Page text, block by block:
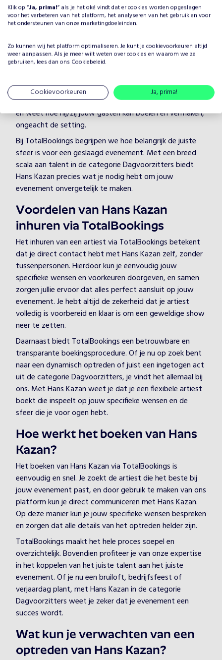
Waarom Hans Kazan boeken
voor jouw evenement?
Het plannen van een evenement brengt veel keuzes met
zich mee, maar één ding is zeker: je wilt dat het
entertainment onvergetelijk is. Door Hans Kazan te
categorie Dagvoorzitters, die je evenement naar een
hoger niveau tilt. Hans Kazan heeft jarenlange ervaring
en weet hoe hij/zij jouw gasten kan boeien en vermaken,
ongeacht de setting.
Bij TotalBookings begrijpen we hoe belangrijk de juiste
sfeer is voor een geslaagd evenement. Met een breed
scala aan talent in de categorie Dagvoorzitters biedt
Hans Kazan precies wat je nodig hebt om jouw
evenement onvergetelijk te maken.
Voordelen van Hans Kazan
inhuren via TotalBookings
Het inhuren van een artiest via TotalBookings betekent
dat je direct contact hebt met Hans Kazan zelf, zonder
tussenpersonen. Hierdoor kun je eenvoudig jouw
specifieke wensen en voorkeuren doorgeven, en samen
zorgen jullie ervoor dat alles perfect aansluit op jouw
evenement. Je hebt altijd de zekerheid dat je artiest
volledig is voorbereid en klaar is om een geweldige show
neer te zetten.
Daarnaast biedt TotalBookings een betrouwbare en
transparante boekingsprocedure. Of je nu op zoek bent
naar een dynamisch optreden of juist een ingetogen act
uit de categorie Dagvoorzitters, je vindt het allemaal bij
ons. Met Hans Kazan weet je dat je een flexibele artiest
boekt die inspeelt op jouw specifieke wensen en de
sfeer die je voor ogen hebt.
Hoe werkt het boeken van Hans
Kazan?
Het boeken van Hans Kazan via TotalBookings is
eenvoudig en snel. Je zoekt de artiest die het beste bij
jouw evenement past, en door gebruik te maken van ons
platform kun je direct communiceren met Hans Kazan.
Op deze manier kun je jouw specifieke wensen bespreken
en zorgen dat alle details van het optreden helder zijn.
TotalBookings maakt het hele proces soepel en
overzichtelijk. Bovendien profiteer je van onze expertise
in het koppelen van het juiste talent aan het juiste
evenement. Of je nu een bruiloft, bedrijfsfeest of
verjaardag plant, met Hans Kazan in de categorie
Dagvoorzitters weet je zeker dat je evenement een
succes wordt.
Wat kun je verwachten van een
optreden van Hans Kazan?
Klik op “Ja, prima!” als je het oké vindt dat er cookies worden opgeslagen
voor het verbeteren van het platform, het analyseren van het gebruik en voor
het ondersteunen van onze marketingdoeleinden.
Zo kunnen wij het platform optimaliseren. Je kunt je cookievoorkeuren altijd
weer aanpassen. Als je meer wilt weten over cookies en waarom we ze
gebruiken, lees dan ons Cookiebeleid.
Cookievoorkeuren Ja, prima!